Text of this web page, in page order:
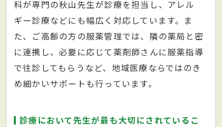
科が専門の秋山先生が診療を担当し、アレル
ギー診療などにも幅広く対応しています。ま
た、ご高齢の方の服薬管理では、隣の薬局と密
に連携し、必要に応じて薬剤師さんに服薬指導
で往診してもらうなど、地域医療ならではのき
め細かいサポートも行っています。
診療において先生が最も大切にされているこ